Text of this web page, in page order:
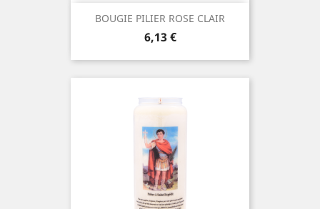
BOUGIE PILIER ROSE CLAIR
Prix
6,13 €